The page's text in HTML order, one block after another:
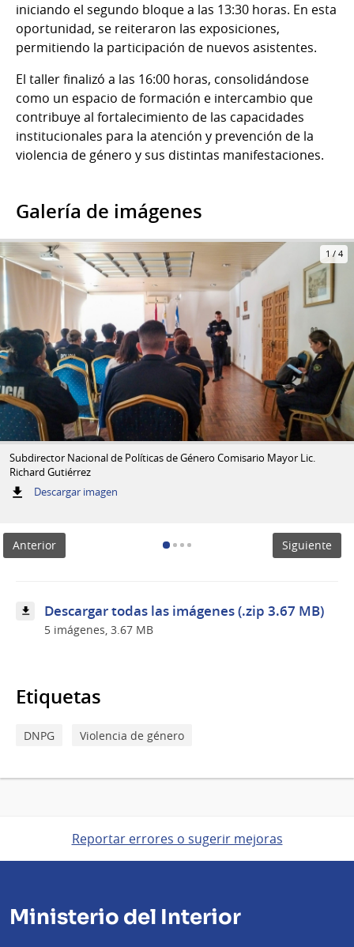
iniciando el segundo bloque a las 13:30 horas. En esta
oportunidad, se reiteraron las exposiciones,
permitiendo la participación de nuevos asistentes.
El taller finalizó a las 16:00 horas, consolidándose
como un espacio de formación e intercambio que
contribuye al fortalecimiento de las capacidades
institucionales para la atención y prevención de la
violencia de género y sus distintas manifestaciones.
Galería de imágenes
1 / 4
Subdirector Nacional de Políticas de Género Comisario Mayor Lic.
Richard Gutiérrez
Descargar imagen:
Mayor
Lic.
Richard
Anterior Siguiente
Descargar todas las imágenes (.zip 3.67 MB)
5 imágenes, 3.67 MB
Etiquetas
DNPG Violencia de género
Reportar errores o sugerir mejoras
Ministerio del Interior